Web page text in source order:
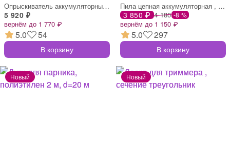
Опрыскиватель аккумуляторный , 12 в, 8 а
5 920 ₽
вернём до 1 770 ₽
5.0 54
В корзину
Пила цепная аккумуляторная , 24 в, 1.2 а
3 850 ₽ 4 180 -8 %
вернём до 1 150 ₽
5.0 297
В корзину